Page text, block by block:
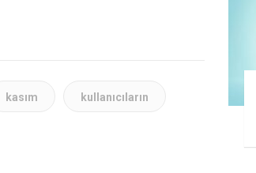
kasım kullanıcıların